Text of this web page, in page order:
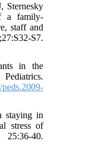
Sternesky
a family-
staff and
S7.
in the
peds.2009-
staying in
stress of
25:36-40.